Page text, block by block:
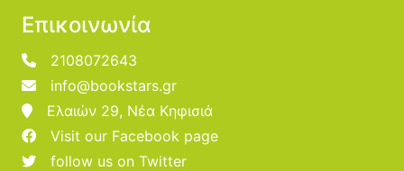
Επικοινωνία
2108072643
info@bookstars.gr
Ελαιών 29, Νέα Κηφισιά
Visit our Facebook page
follow us on Twitter